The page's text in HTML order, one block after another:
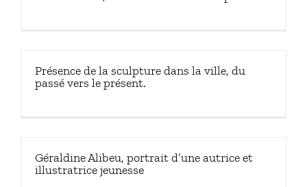
Présence de la sculpture dans la ville, du
passé vers le présent.
Géraldine Alibeu, portrait d’une autrice et
illustratrice jeunesse